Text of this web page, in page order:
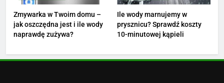
Ile zarabia nauczyciel
matematyki: średnie zarobki,
Zmywarka w Twoim domu –
jak oszczędna jest i ile wody
naprawdę zużywa?
Ile wody marnujemy w
prysznicu? Sprawdź koszty
10-minutowej kąpieli